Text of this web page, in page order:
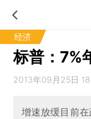
经济
标普：7%
2013年09月25日
增速放缓目前